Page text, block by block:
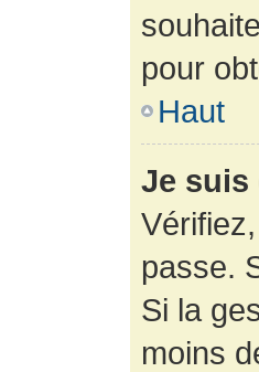
pour
Haut
Je suis
passe.
Si la
moins